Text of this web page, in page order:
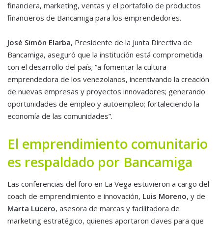
financiera, marketing, ventas y el portafolio de productos
financieros de Bancamiga para los emprendedores.
José Simón Elarba, Presidente de la Junta Directiva de
Bancamiga, aseguró que la institución está comprometida
con el desarrollo del país; “a fomentar la cultura
emprendedora de los venezolanos, incentivando la creación
de nuevas empresas y proyectos innovadores; generando
oportunidades de empleo y autoempleo; fortaleciendo la
economía de las comunidades”.
El emprendimiento comunitario
es respaldado por Bancamiga
Las conferencias del foro en La Vega estuvieron a cargo del
coach de emprendimiento e innovación, Luis Moreno, y de
Marta Lucero, asesora de marcas y facilitadora de
marketing estratégico, quienes aportaron claves para que